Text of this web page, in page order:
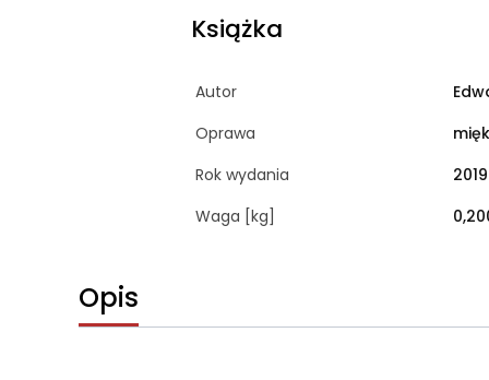
Książka
Autor
Oprawa
Rok wydania
2019
Waga [kg]
Opis